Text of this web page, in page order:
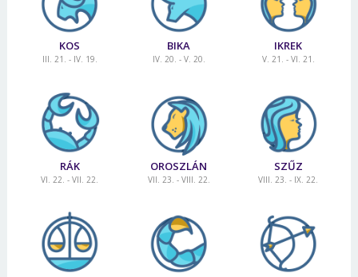
KOS
III. 21. - IV. 19.
BIKA
IV. 20. - V. 20.
IKREK
V. 21. - VI. 21.
RÁK
VI. 22. - VII. 22.
OROSZLÁN
VII. 23. - VIII. 22.
SZŰZ
VIII. 23. - IX. 22.